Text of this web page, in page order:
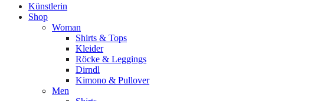
Künstlerin
Shop
Woman
Shirts & Tops
Kleider
Röcke & Leggings
Dirndl
Kimono & Pullover
Men